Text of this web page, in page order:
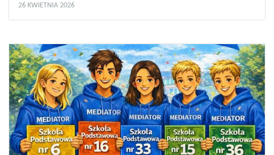
26 KWIETNIA 2026